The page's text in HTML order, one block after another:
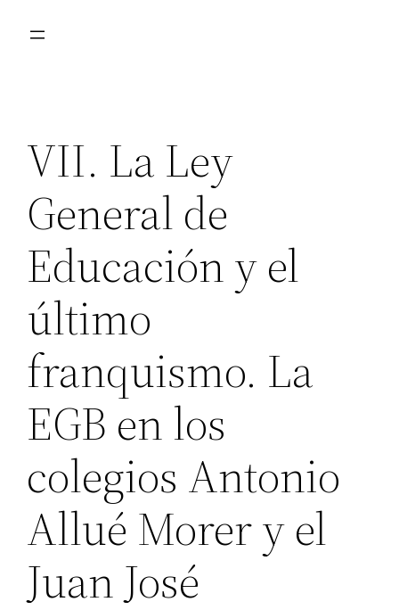
VII. La Ley
General de
Educación y el
último
franquismo. La
EGB en los
colegios Antonio
Allué Morer y el
Juan José